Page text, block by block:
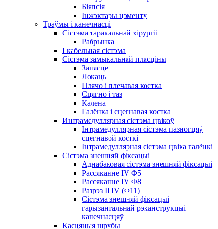
Біяпсія
Інжэктары цэменту
Траўмы і канечнасці
Сістэма таракальнай хірургіі
Рабрынка
І кабельная сістэма
Сістэма замыкальнай пласціны
Запясце
Локаць
Плячо і плечавая костка
Сцягно і таз
Калена
Галёнка і сцегнавая костка
Интрамедуллярная сістэма цвікоў
Інтрамедуллярная сістэма пазногцяў
сцегнавой косткі
Інтрамедуллярная сістэма цвіка галёнкі
Сістэма знешняй фіксацыі
Аднабаковая сістэма знешняй фіксацыі
Рассяканне IV Φ5
Рассяканне IV Φ8
Разрэз II IV (Φ11)
Сістэма знешняй фіксацыі
гарызантальнай рэканструкцыі
канечнасцяў
Касцяныя шрубы